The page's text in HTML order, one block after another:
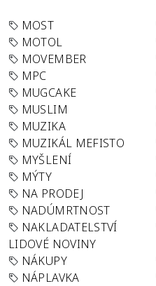
MOST
MOTOL
MOVEMBER
MPC
MUGCAKE
MUSLIM
MUZIKA
MUZIKÁL MEFISTO
MYŠLENÍ
MÝTY
NA PRODEJ
NADÚMRTNOST
NAKLADATELSTVÍ
LIDOVÉ NOVINY
NÁKUPY
NÁPLAVKA